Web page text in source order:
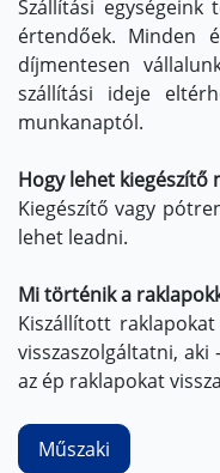
Szállítási
értendőek. Minden
díjmentesen
szállítási ideje
munkanaptól.
Hogy lehet kiegészítő
Kiegészítő vagy
lehet leadni.
Mi történik a
Kiszállított
visszaszolgáltatni,
az ép raklapokat
Műszaki